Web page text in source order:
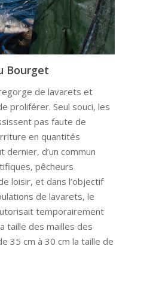
Bourget
de lavarets et
proliférer. Seul souci, les
pas faute de
en quantités
dernier, d’un commun
pêcheurs
loisir, et dans l’objectif
de lavarets, le
temporairement
taille des mailles des
35 cm à 30 cm la taille de